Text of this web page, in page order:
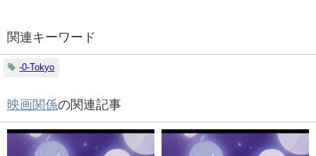
関連キーワード
-0-Tokyo
映画関係の関連記事